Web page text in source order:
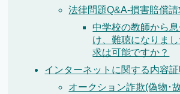
法律問題Q&A-損害賠償請
中学校の教師から
け、難聴になりま
求は可能ですか？
インターネットに関する内容証
オークション詐欺(偽物･